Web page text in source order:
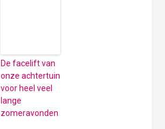
De facelift van
onze achtertuin
voor heel veel
lange
zomeravonden